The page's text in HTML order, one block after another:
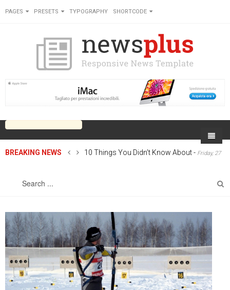
PAGES PRESETS TYPOGRAPHY SHORTCODE
On Newsplus
Newsplus Extra
Get Involved
Events Center
Entertainment
Latest Movie
Advertisement
Sports
Rugby
Baseball
Soccer
Baseball
Hockey
Pool
International
Market
Economy
Energy
Entertainment
Life Style
The Star
Plushub
BREAKING NEWS 10 Things You Didn’t Know About- Friday, 27